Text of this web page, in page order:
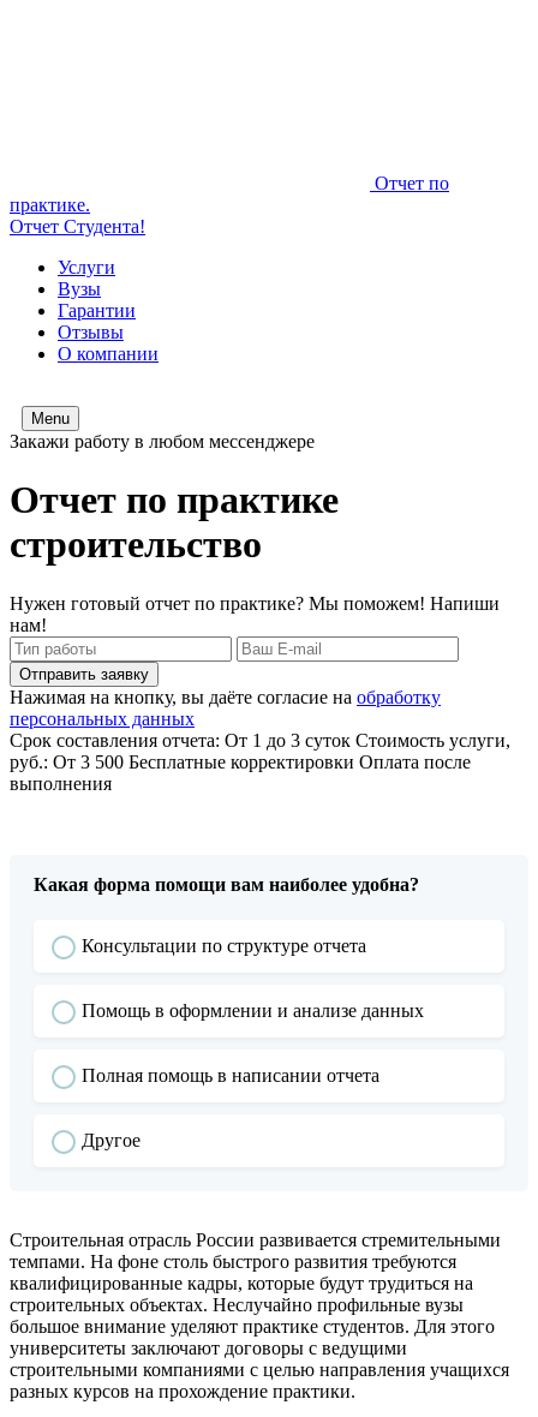
Отчет по
практике.
Отчет Студента!
Услуги
Вузы
Гарантии
Отзывы
О компании
Menu
Закажи работу в любом мессенджере
Отчет по практике
строительство
Нужен готовый отчет по практике? Мы поможем! Напиши
нам!
Отправить заявку
Нажимая на кнопку, вы даёте согласие на обработку
персональных данных
Срок составления отчета: От 1 до 3 суток Стоимость услуги,
руб.: От 3 500 Бесплатные корректировки Оплата после
выполнения
Какая форма помощи вам наиболее удобна?
Консультации по структуре отчета
Помощь в оформлении и анализе данных
Полная помощь в написании отчета
Другое
Строительная отрасль России развивается стремительными
темпами. На фоне столь быстрого развития требуются
квалифицированные кадры, которые будут трудиться на
строительных объектах. Неслучайно профильные вузы
большое внимание уделяют практике студентов. Для этого
университеты заключают договоры с ведущими
строительными компаниями с целью направления учащихся
разных курсов на прохождение практики.